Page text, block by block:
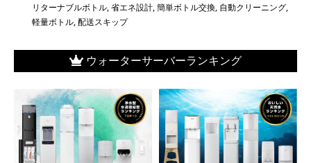
リターナブルボトル,省エネ設計,簡単ボトル交換, 自動クリーニング,
軽量ボトル,配送スキップ
ウォーターサーバーランキング